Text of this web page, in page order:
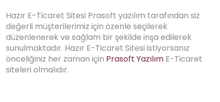
Hazır E-Ticaret Sitesi Prasoft yazılım tarafından siz
değerli müşterilerimiz için özenle seçilerek
düzenlenerek ve sağlam bir şekilde inşa edilerek
sunulmaktadır. Hazır E-Ticaret Sitesi istiyorsanız
önceliğiniz her zaman için Prasoft Yazılım E-Ticaret
siteleri olmalıdır.